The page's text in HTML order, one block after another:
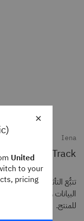
Iena
Green Track
تتبُّع التأثير البيئي
البيانات ونمذجة المواد
للمنتج.
×
United
to your
pricing